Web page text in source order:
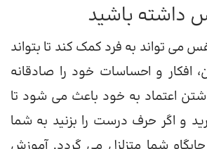
داشته باشید
می تواند به فرد کمک کند تا بتواند
افکار و احساسات خود را صادقانه
اعتماد به خود باعث می شود تا
و اگر حرف درست را بزنید به شما